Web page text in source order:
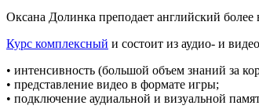
Оксана Долинка преподает английский
Курс комплексный и состоит из аудио- и
• интенсивность (большой объем знаний за
• представление видео в формате игры;
• подключение аудиальной и визуальной